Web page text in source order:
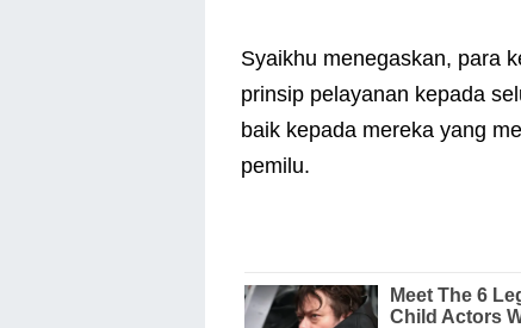
Syaikhu menegaskan, para
prinsip pelayanan kepada
baik kepada mereka yang
pemilu.